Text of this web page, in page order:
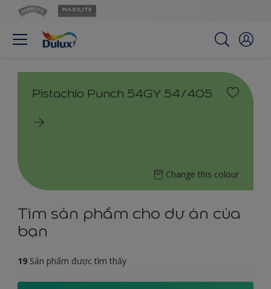
Pistachio Punch 54GY 54/405
Change this colour
Tìm sản phẩm cho dự án của
bạn
19 Sản phẩm được tìm thấy